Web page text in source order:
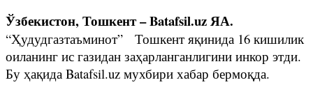
Ўзбекистон, Тошкент – Batafsil.uz ЯА.
“Ҳудудгазтаъминот” Тошкент яқинида 16 кишилик
оиланинг ис газидан заҳарланганлигини инкор этди.
Бу ҳақида Batafsil.uz мухбири хабар бермоқда.